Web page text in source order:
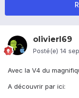
olivierl69
Posté(e) 14
Avec la V4 du
A découvrir par ici: